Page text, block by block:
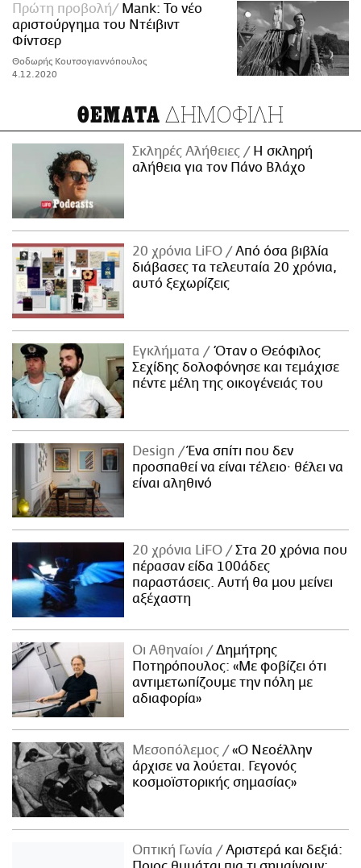
Πρώτη προβολή
Mank: Το νέο
αριστούργημα του Ντέιβιντ
Φίντσερ
Θοδωρής Κουτσογιαννόπουλος
4.12.2020
ΘΕΜΑΤΑ ΔΗΜΟΦΙΛΗ
Σκληρές Αλήθειες
H σκληρή
αλήθεια για τον Πάνο Βλάχο
20 χρόνια LiFO
Από όσα βιβλία
διάβασες τα τελευταία 20 χρόνια,
αυτό ξεχωρίζεις
Εγκλήματα
Όταν ο Θεόφιλος
Σεχίδης δολοφόνησε και τεμάχισε
πέντε μέλη της οικογένειάς του
Design
Ένα σπίτι που δεν
προσπαθεί να είναι τέλειο· θέλει να
είναι αληθινό
20 χρόνια LiFO
Στα 20 χρόνια που
πέρασαν είδα 100άδες
παραστάσεις. Αυτή θα μου μείνει
αξέχαστη
Οι Αθηναίοι
Δημήτρης
Ποτηρόπουλος: «Με φοβίζει ότι
αντιμετωπίζουμε την πόλη με
αδιαφορία»
Μεσοπόλεμος
«Ο Νεοέλλην
άρχισε να λούεται. Γεγονός
κοσμοϊστορικής σημασίας»
Οπτική Γωνία
Αριστερά και δεξιά: